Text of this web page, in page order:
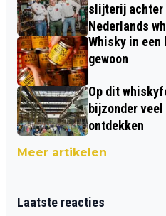
slijterij achter
Nederlands
Whisky in een
gewoon
Op dit
bijzonder
ontdekken
Meer artikelen
Laatste reacties